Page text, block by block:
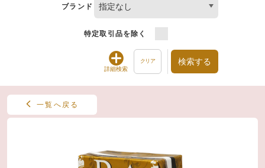
ブランド 指定なし
特定取引品を除く
詳細検索
クリア 検索する
一覧へ戻る